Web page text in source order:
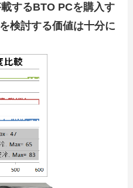
するBTO PCを購入す
検討する価値は十分に